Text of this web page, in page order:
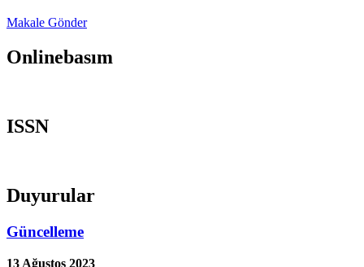
Makale Gönder
Onlinebasım
ISSN
Duyurular
Güncelleme
13 Ağustos 2023